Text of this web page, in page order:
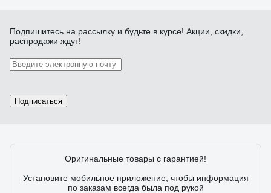
Подпишитесь на рассылку и будьте в курсе! Акции, скидки,
распродажи ждут!
Подписаться
Оригинальные товары с гарантией!
Установите мобильное приложение, чтобы информация
по заказам всегда была под рукой